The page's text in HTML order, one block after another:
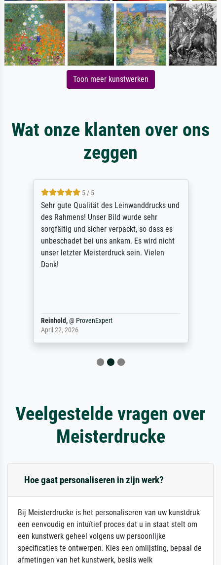
Toon meer kunstwerken
Wat onze klanten over ons
zeggen
5 / 5
Sehr gute Qualität des Leinwanddrucks und
des Rahmens! Unser Bild wurde sehr
sorgfältig und sicher verpackt, so dass es
unbeschadet bei uns ankam. Es wird nicht
unser letzter Meisterdruck sein. Vielen
Dank!
Reinhold,@ ProvenExpert
April 22, 2026
Veelgestelde vragen over
Meisterdrucke
Hoe gaat personaliseren in zijn werk?
Bij Meisterdrucke is het personaliseren van uw kunstdruk
een eenvoudig en intuïtief proces dat u in staat stelt om
een kunstwerk geheel volgens uw persoonlijke
specificaties te ontwerpen. Kies een omlijsting, bepaal de
afmetingen van het kunstwerk, beslis welk